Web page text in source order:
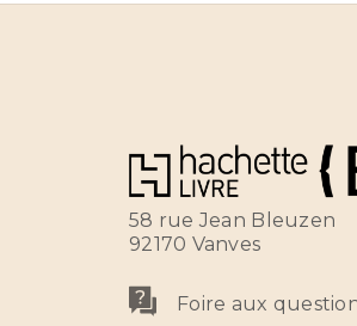
58 rue Jean Bleuzen
92170 Vanves
Foire aux